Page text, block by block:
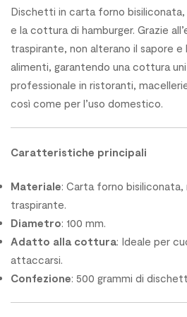
Dischetti in carta forno bisiliconata,
e la cottura di hamburger. Grazie
traspirante, non alterano il sapore e
alimenti, garantendo una cottura
professionale in ristoranti,
così come per l’uso domestico.
Caratteristiche principali
Materiale: Carta forno
traspirante.
Diametro: 100 mm.
Adatto alla cottura: Ideale per
attaccarsi.
Confezione: 500 grammi di